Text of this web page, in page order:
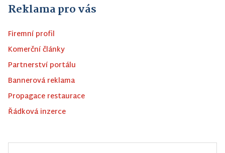
Reklama pro vás
Firemní profil
Komerční články
Partnerství portálu
Bannerová reklama
Propagace restaurace
Řádková inzerce